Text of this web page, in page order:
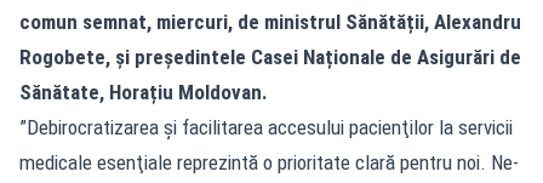
comun semnat, miercuri, de ministrul Sănătății, Alexandru
Rogobete, și președintele Casei Naționale de Asigurări de
Sănătate, Horațiu Moldovan.
”Debirocratizarea şi facilitarea accesului pacienţilor la servicii
medicale esenţiale reprezintă o prioritate clară pentru noi. Ne-